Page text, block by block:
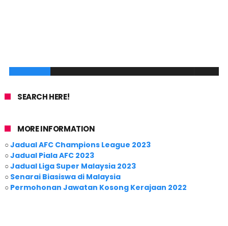
SEARCH HERE!
MORE INFORMATION
○Jadual AFC Champions League 2023
○Jadual Piala AFC 2023
○Jadual Liga Super Malaysia 2023
○ Senarai Biasiswa di Malaysia
○ Permohonan Jawatan Kosong Kerajaan 2022